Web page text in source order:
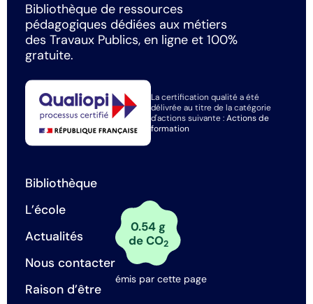
Bibliothèque de ressources
pédagogiques dédiées aux métiers
des Travaux Publics, en ligne et 100%
gratuite.
La certification qualité a été
délivrée au titre de la catégorie
d'actions suivante :Actions de
formation
Bibliothèque
L’école
Actualités
Nous contacter
Raison d’être
0.54 g
de CO2
émis par cette page